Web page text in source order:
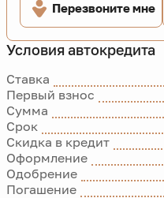
Условия автокредита
Ставка
Первый взнос
Сумма
Срок
Скидка в кредит
Оформление
Одобрение
Погашение
Перезвоните мне